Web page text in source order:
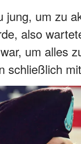
jung, um zu
also
um alles
schließlich